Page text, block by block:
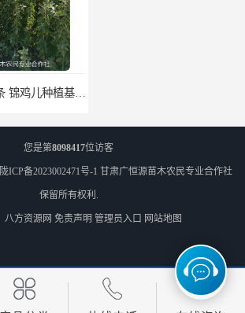
2017年出售柠条 锦鸡儿种植基地 甘肃广恒源苗木基地
梭梭树苗|梭梭草|种植肉苁蓉专用梭梭树
您是第8098417位访客
陇ICP备2023002471号-1 甘肃广恒源苗木农民专业合作社
保留所有权利.
八方资源网 免责声明 管理员入口 网站地图